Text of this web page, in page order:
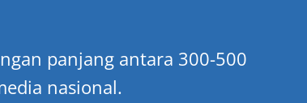
panjang antara 300-500
nasional.